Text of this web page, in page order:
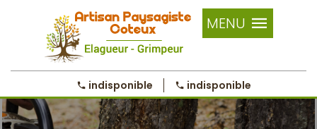
MENU
indisponible indisponible